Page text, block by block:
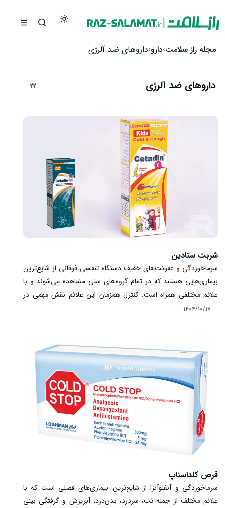
پرش به محتوا
مجله راز سلامت دارو داروهای ضد آلرژی
داروهای ضد آلرژی 22
شربت ستادین
سرماخوردگی و عفونت‌های خفیف دستگاه تنفسی فوقانی از شایع‌ترین
بیماری‌هایی هستند که در تمام گروه‌های سنی مشاهده می‌شوند و با
علائم مختلفی همراه است. کنترل همزمان این علائم نقش مهمی در
بهبود کیفیت زندگی بیمار و تحمل بهتر دوره بیماری دارد. شربت
نحوه مصرف، عوارض و نکات ایمنی این دارو، باعث مصرف صحیح و
ایمن آن خواهد شد.
۱۴۰۴/۱۰/۱۷
قرص کلداستاپ
سرماخوردگی و آنفلوآنزا از شایع‌ترین بیماری‌های فصلی است که با
علائم مختلف از جمله تب، سردرد، بدن‌درد، آبریزش و گرفتگی بینی